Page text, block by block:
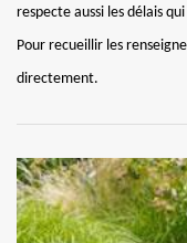
respecte aussi les délais
Pour recueillir les
directement.